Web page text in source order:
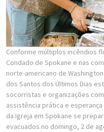
Conforme múltiplos incêndios
Condado de Spokane e nas
norte-americano de
dos Santos dos Últimos Dias
socorristas e organizações
assistência prática e
da Igreja em Spokane se
evacuados no domingo, 2 de